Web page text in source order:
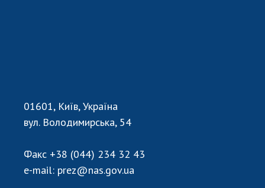
АКАДЕМІЯ КОМЕНТУЄ
КОНТАКТИ
ПРОФСПІЛКА НАН УКРАЇНИ
КАБІНЕТ
01601, Київ, Україна
вул. Володимирська, 54
Факс +38 (044) 234 32 43
e-mail: prez@nas.gov.ua